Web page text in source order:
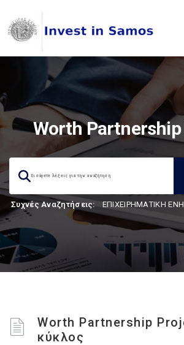
Worth
Συχνές Αναζητήσεις: ΕΠΙΧΕΙΡΗΜΑΤΙΚΗ
Worth Partnership
κύκλος